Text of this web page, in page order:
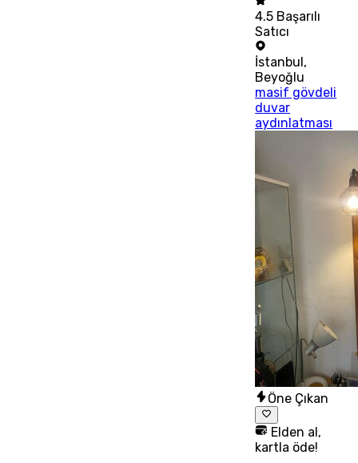
4.5 Başarılı
Satıcı
İstanbul,
Beyoğlu
masif gövdeli
duvar
aydınlatması
Öne Çıkan
Elden al,
kartla öde!